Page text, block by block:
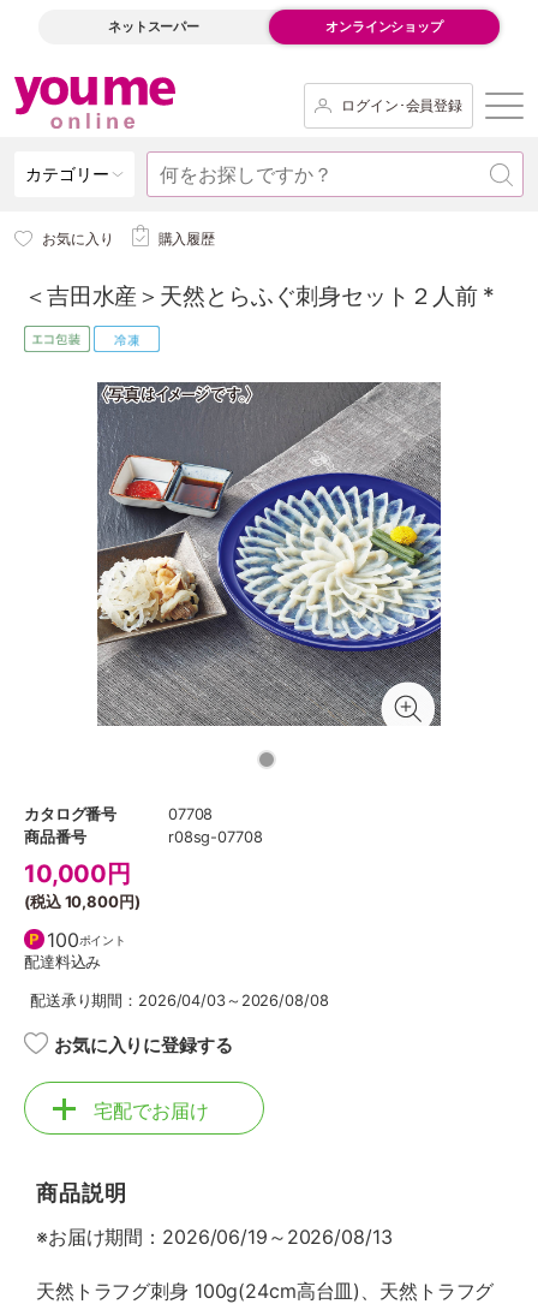
ネットスーパー オンラインショップ
ログイン･会員登録
カテゴリー
お気に入り 購入履歴
＜吉田水産＞天然とらふぐ刺身セット２人前 *
カタログ番号
07708
商品番号
r08sg-07708
10,000 円
(税込10,800円)
100ポイント
配達料込み
配送承り期間：2026/04/03～2026/08/08
お気に入りに登録する
宅配でお届け
商品説明
※お届け期間：2026/06/19～2026/08/13
天然トラフグ刺身 100g(24cm高台皿)、天然トラフグ